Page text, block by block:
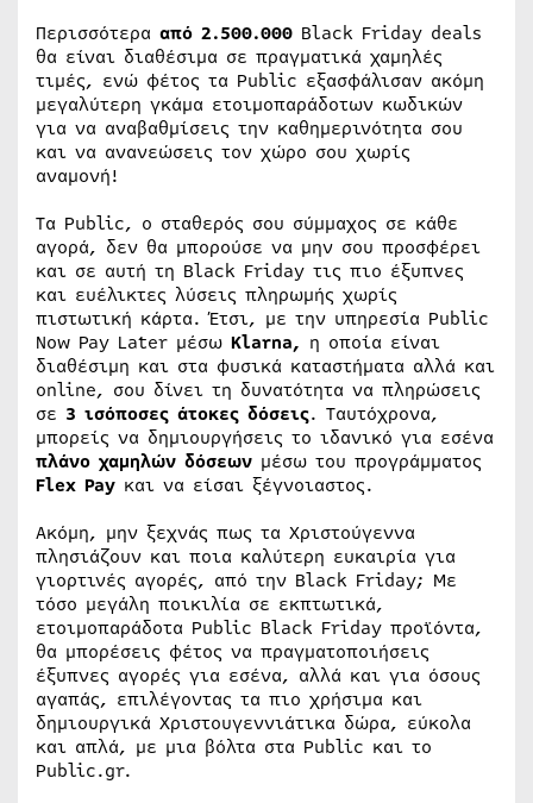
Περισσότερα από 2.500.000 Black Friday deals
θα είναι διαθέσιμα σε πραγματικά χαμηλές
τιμές, ενώ φέτος τα Public εξασφάλισαν ακόμη
μεγαλύτερη γκάμα ετοιμοπαράδοτων κωδικών
για να αναβαθμίσεις την καθημερινότητα σου
και να ανανεώσεις τον χώρο σου χωρίς
αναμονή!
Τα Public, ο σταθερός σου σύμμαχος σε κάθε
αγορά, δεν θα μπορούσε να μην σου προσφέρει
και σε αυτή τη Black Friday τις πιο έξυπνες
και ευέλικτες λύσεις πληρωμής χωρίς
πιστωτική κάρτα. Έτσι, με την υπηρεσία Public
Now Pay Later μέσω Klarna, η οποία είναι
διαθέσιμη και στα φυσικά καταστήματα αλλά και
online, σου δίνει τη δυνατότητα να πληρώσεις
σε 3 ισόποσες άτοκες δόσεις. Ταυτόχρονα,
μπορείς να δημιουργήσεις το ιδανικό για εσένα
πλάνο χαμηλών δόσεων μέσω του προγράμματος
Flex Pay και να είσαι ξέγνοιαστος.
Ακόμη, μην ξεχνάς πως τα Χριστούγεννα
πλησιάζουν και ποια καλύτερη ευκαιρία για
γιορτινές αγορές, από την Black Friday; Με
τόσο μεγάλη ποικιλία σε εκπτωτικά,
ετοιμοπαράδοτα Public Black Friday προϊόντα,
θα μπορέσεις φέτος να πραγματοποιήσεις
έξυπνες αγορές για εσένα, αλλά και για όσους
αγαπάς, επιλέγοντας τα πιο χρήσιμα και
δημιουργικά Χριστουγεννιάτικα δώρα, εύκολα
και απλά, με μια βόλτα στα Public και το
Public.gr.